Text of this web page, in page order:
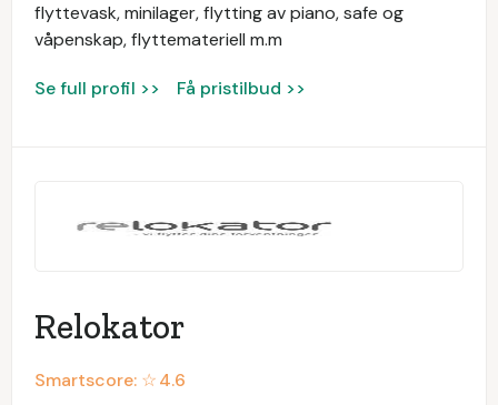
flyttevask, minilager, flytting av piano, safe og
våpenskap, flyttemateriell m.m
Se full profil >> Få pristilbud >>
Relokator
Smartscore: ☆4.6